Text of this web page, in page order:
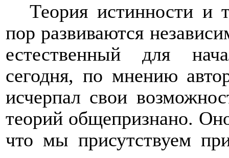
Теория истинности и
пор развиваются
естественный для
сегодня, по мнению
исчерпал свои
теорий общепризнано.
что мы присутствуем